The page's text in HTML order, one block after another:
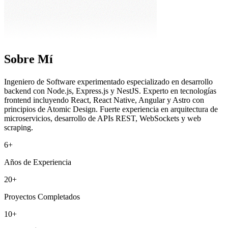
Sobre Mí
Ingeniero de Software experimentado especializado en desarrollo
backend con Node.js, Express.js y NestJS. Experto en tecnologías
frontend incluyendo React, React Native, Angular y Astro con
principios de Atomic Design. Fuerte experiencia en arquitectura de
microservicios, desarrollo de APIs REST, WebSockets y web
scraping.
6+
Años de Experiencia
20+
Proyectos Completados
10+